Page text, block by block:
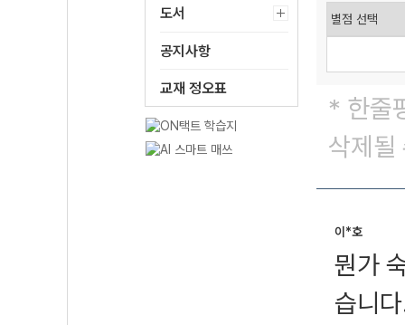
도서
공지사항
교재 정오표
* 한줄
삭제될
이*호
뭔가
습니